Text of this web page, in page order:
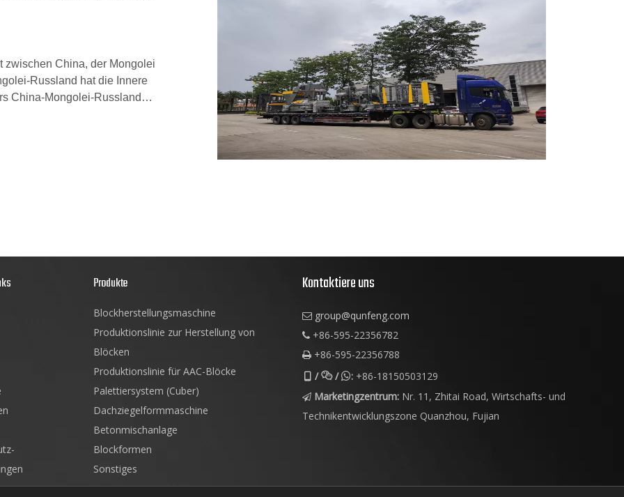
zwischen China, der Mongolei
Russland hat die Innere
China-Mongolei-Russland
im Infrastruktursektor in
Produkte
Blockherstellungsmaschine
Produktionslinie zur Herstellung von
Blöcken
Produktionslinie für AAC-Blöcke
Palettiersystem (Cuber)
Dachziegelformmaschine
Betonmischanlage
Blockformen
Sonstiges
Kontaktiere uns
 group@qunfeng.com
 +86-595-22356782
 +86-595-22356788
 //: +86-18150503129
 Marketingzentrum: Nr. 11, Zhitai Road, Wirtschafts- und
Technikentwicklungszone Quanzhou, Fujian